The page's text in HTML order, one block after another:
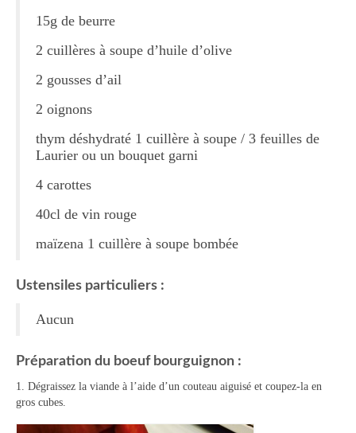
Pâtes Riz Polenta
Poissons
Tartes Pizzas Croq’
Bavarois Charlottes Mousses
Clafoutis Crèmes Flans
15g de beurre
2 cuillères à soupe d’huile d’olive
2 gousses d’ail
2 oignons
thym déshydraté 1 cuillère à soupe / 3 feuilles de
Laurier ou un bouquet garni
4 carottes
40cl de vin rouge
maïzena 1 cuillère à soupe bombée
Ustensiles particuliers :
Aucun
Préparation du boeuf bourguignon :
1. Dégraissez la viande à l’aide d’un couteau aiguisé et coupez-la en
gros cubes.